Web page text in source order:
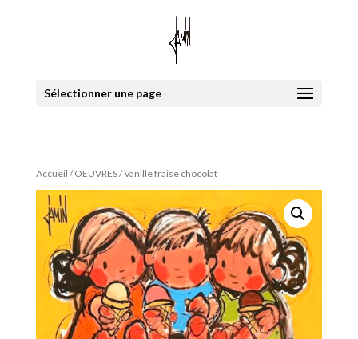
Sélectionner une page
Accueil /OEUVRES/ Vanille fraise chocolat